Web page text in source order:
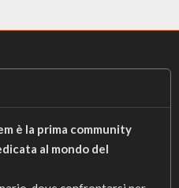
è la prima community
al mondo del